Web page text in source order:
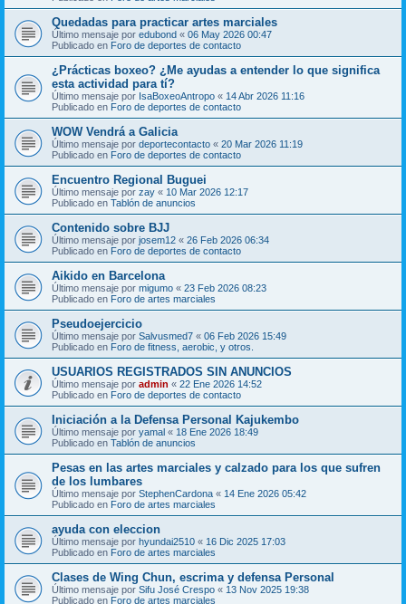
Quedadas para practicar artes marciales
Último mensaje por edubond « 06 May 2026 00:47
Publicado en Foro de deportes de contacto
¿Prácticas boxeo? ¿Me ayudas a entender lo que significa
esta actividad para tí?
Último mensaje por IsaBoxeoAntropo « 14 Abr 2026 11:16
Publicado en Foro de deportes de contacto
WOW Vendrá a Galicia
Último mensaje por deportecontacto « 20 Mar 2026 11:19
Publicado en Foro de deportes de contacto
Encuentro Regional Buguei
Último mensaje por zay « 10 Mar 2026 12:17
Publicado en Tablón de anuncios
Contenido sobre BJJ
Último mensaje por josem12 « 26 Feb 2026 06:34
Publicado en Foro de deportes de contacto
Aikido en Barcelona
Último mensaje por migumo « 23 Feb 2026 08:23
Publicado en Foro de artes marciales
Pseudoejercicio
Último mensaje por Salvusmed7 « 06 Feb 2026 15:49
Publicado en Foro de fitness, aerobic, y otros.
USUARIOS REGISTRADOS SIN ANUNCIOS
Último mensaje por admin « 22 Ene 2026 14:52
Publicado en Foro de deportes de contacto
Iniciación a la Defensa Personal Kajukembo
Último mensaje por yamal « 18 Ene 2026 18:49
Publicado en Tablón de anuncios
Pesas en las artes marciales y calzado para los que sufren
de los lumbares
Último mensaje por StephenCardona « 14 Ene 2026 05:42
Publicado en Foro de artes marciales
ayuda con eleccion
Último mensaje por hyundai2510 « 16 Dic 2025 17:03
Publicado en Foro de artes marciales
Clases de Wing Chun, escrima y defensa Personal
Último mensaje por Sifu José Crespo « 13 Nov 2025 19:38
Publicado en Foro de artes marciales